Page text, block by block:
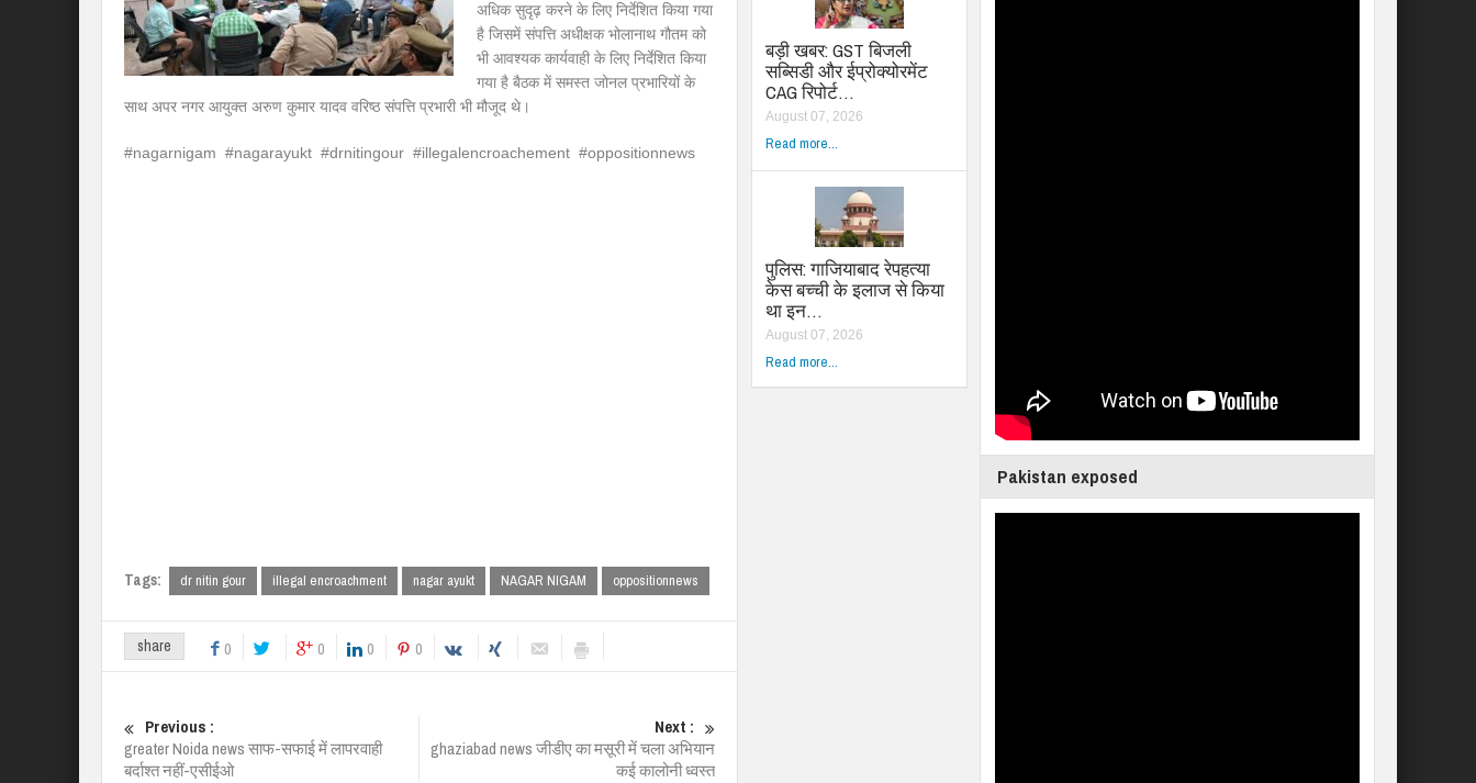
अधिक सुदृढ़ करने के लिए निर्देशित किया गया
है जिसमें संपत्ति अधीक्षक भोलानाथ गौतम को
भी आवश्यक कार्यवाही के लिए निर्देशित किया
गया है बैठक में समस्त जोनल प्रभारियों के
साथ अपर नगर आयुक्त अरुण कुमार यादव वरिष्ठ संपत्ति प्रभारी भी मौजूद थे।
#nagarnigam #nagarayukt #drnitingour #illegalencroachement #oppositionnews
Tags: dr nitin gour illegal encroachment nagar ayukt NAGAR NIGAM oppositionnews
share 0 0 0 0
Previous :
greater Noida news साफ-सफाई में लापरवाही
बर्दाश्त नहीं-एसीईओ
Next :
ghaziabad news जीडीए का मसूरी में चला अभियान
कई कालोनी ध्वस्त
बड़ी खबर: GST बिजली
सब्सिडी और ईप्रोक्योरमेंट
CAG रिपोर्ट…
August 07, 2026
Read more...
पुलिस: गाजियाबाद रेपहत्या
केस बच्ची के इलाज से किया
था इन…
August 07, 2026
Read more...
Pakistan exposed